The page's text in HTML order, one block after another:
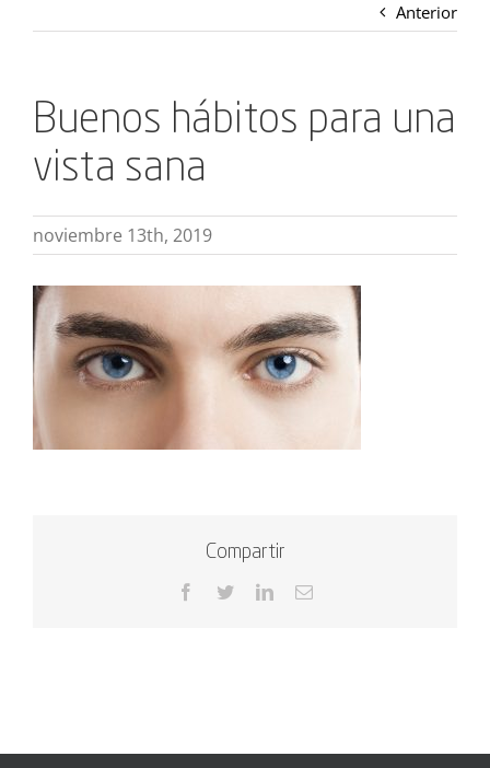
Anterior
Buenos hábitos para una
vista sana
noviembre 13th, 2019
Compartir
Facebook
TwitterLinkedInCorreo